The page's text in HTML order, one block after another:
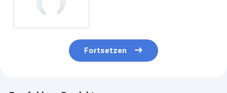
Fortsetzen